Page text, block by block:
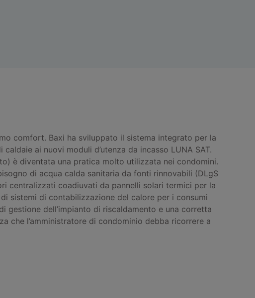
comfort. Baxi ha sviluppato il sistema integrato per la
ai nuovi moduli d’utenza da incasso LUNA SAT.
è diventata una pratica molto utilizzata nei condomini.
di acqua calda sanitaria da fonti rinnovabili (DLgS
centralizzati coadiuvati da pannelli solari termici per la
sistemi di contabilizzazione del calore per i consumi
gestione dell’impianto di riscaldamento e una corretta
che l’amministratore di condominio debba ricorrere a